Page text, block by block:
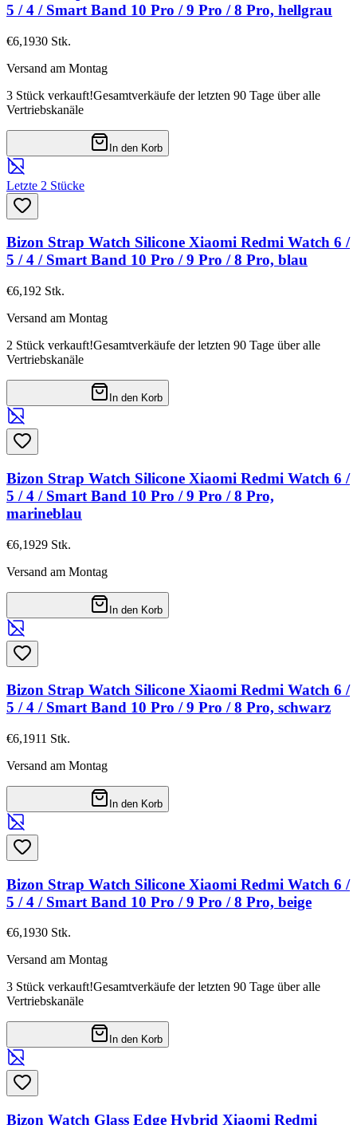
5 / 4 / Smart Band 10 Pro / 9 Pro / 8 Pro, hellgrau
€6,1930 Stk.
Versand am Montag
3 Stück verkauft!Gesamtverkäufe der letzten 90 Tage über alle
Vertriebskanäle
In den Korb
Letzte 2 Stücke
Bizon Strap Watch Silicone Xiaomi Redmi Watch 6 /
5 / 4 / Smart Band 10 Pro / 9 Pro / 8 Pro, blau
€6,192 Stk.
Versand am Montag
2 Stück verkauft!Gesamtverkäufe der letzten 90 Tage über alle
Vertriebskanäle
In den Korb
Bizon Strap Watch Silicone Xiaomi Redmi Watch 6 /
5 / 4 / Smart Band 10 Pro / 9 Pro / 8 Pro,
marineblau
€6,1929 Stk.
Versand am Montag
In den Korb
Bizon Strap Watch Silicone Xiaomi Redmi Watch 6 /
5 / 4 / Smart Band 10 Pro / 9 Pro / 8 Pro, schwarz
€6,1911 Stk.
Versand am Montag
In den Korb
Bizon Strap Watch Silicone Xiaomi Redmi Watch 6 /
5 / 4 / Smart Band 10 Pro / 9 Pro / 8 Pro, beige
€6,1930 Stk.
Versand am Montag
3 Stück verkauft!Gesamtverkäufe der letzten 90 Tage über alle
Vertriebskanäle
In den Korb
Bizon Watch Glass Edge Hybrid Xiaomi Redmi